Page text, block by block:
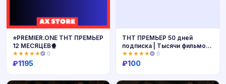
⭐️PREMIER.ONE ТНТ ПРЕМЬЕР
12 МЕСЯЦЕВ🍿
★★★★★ 0
₽1195
ТНТ ПРЕМЬЕР 50 дней
подписка | Тысячи фильмов
и сериалов. TNT
PREMIER.ONE промокод.
★★★★★ 0
₽100